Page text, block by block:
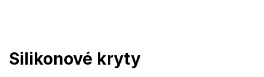
Silikonové kryty